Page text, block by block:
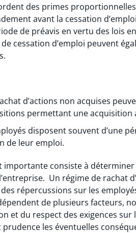
des primes
avant la cessation
de préavis en vertu des lois
cessation d’emploi peuvent
d’actions non acquises
permettant une
disposent souvent d’une
de leur emploi.
consiste à
Un régime de rachat
répercussions sur les
de plusieurs facteurs,
et du respect des exigences
les éventuelles